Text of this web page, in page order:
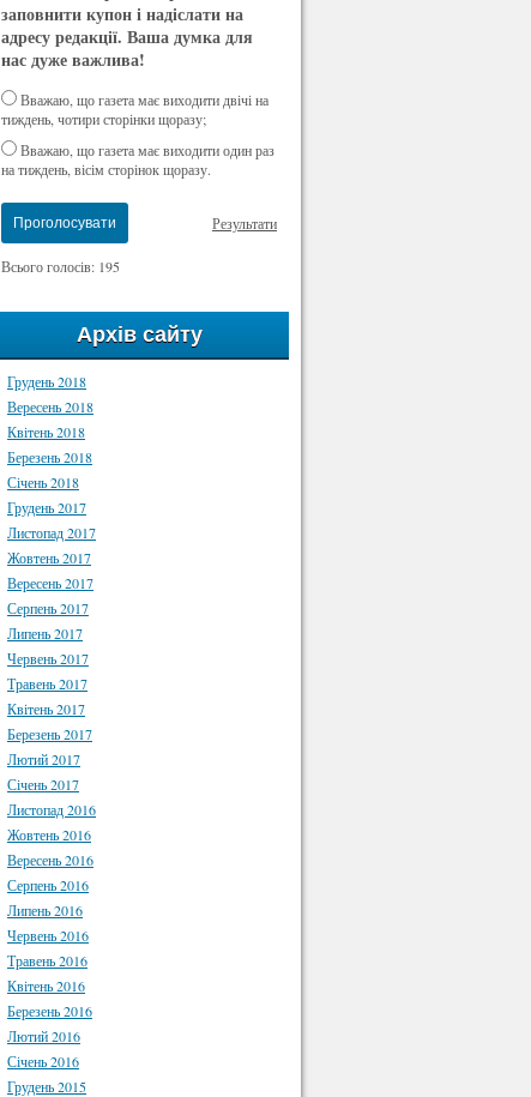
заповнити купон і надіслати на
адресу редакції. Ваша думка для
нас дуже важлива!
Вважаю, що газета має виходити двічі на
тиждень, чотири сторінки щоразу;
Вважаю, що газета має виходити один раз
на тиждень, вісім сторінок щоразу.
Проголосувати Результати
Всього голосів: 195
Архів сайту
Грудень 2018
Вересень 2018
Квітень 2018
Березень 2018
Січень 2018
Грудень 2017
Листопад 2017
Жовтень 2017
Вересень 2017
Серпень 2017
Липень 2017
Червень 2017
Травень 2017
Квітень 2017
Березень 2017
Лютий 2017
Січень 2017
Листопад 2016
Жовтень 2016
Вересень 2016
Серпень 2016
Липень 2016
Червень 2016
Травень 2016
Квітень 2016
Березень 2016
Лютий 2016
Січень 2016
Грудень 2015